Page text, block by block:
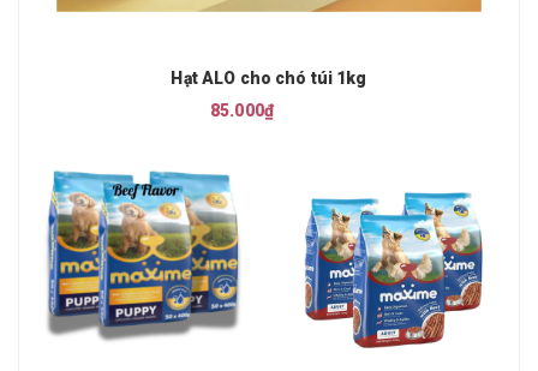
Hạt ALO cho chó túi 1kg
85.000₫